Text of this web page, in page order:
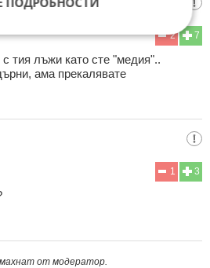
7
2
тия лъжи като сте "медия"..
ама прекалявате
3
1
от модератор.